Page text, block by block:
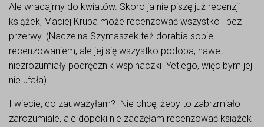
Ale wracajmy do kwiatów. Skoro ja nie piszę już recenzji
książek, Maciej Krupa może recenzować wszystko i bez
przerwy. (Naczelna Szymaszek też dorabia sobie
recenzowaniem, ale jej się wszystko podoba, nawet
niezrozumiały podręcznik wspinaczki Yetiego, więc bym jej
nie ufała).
I wiecie, co zauważyłam? Nie chcę, żeby to zabrzmiało
zarozumiale, ale dopóki nie zaczęłam recenzować książek